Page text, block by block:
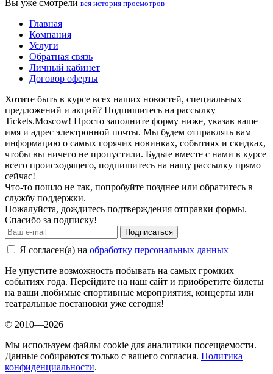
Вы уже смотрели вся история просмотров
Главная
Компания
Услуги
Обратная связь
Личный кабинет
Договор оферты
Хотите быть в курсе всех наших новостей, специальных
предложений и акций? Подпишитесь на рассылку
Tickets.Moscow! Просто заполните форму ниже, указав ваше
имя и адрес электронной почты. Мы будем отправлять вам
информацию о самых горячих новинках, событиях и скидках,
чтобы вы ничего не пропустили. Будьте вместе с нами в курсе
всего происходящего, подпишитесь на нашу рассылку прямо
сейчас!
Что-то пошло не так, попробуйте позднее или обратитесь в
службу поддержки.
Пожалуйста, дождитесь подтверждения отправки формы.
Спасибо за подписку!
Подписаться
Я согласен(а) на обработку персональных данных
Не упустите возможность побывать на самых громких
событиях года. Перейдите на наш сайт и приобретите билеты
на ваши любимые спортивные мероприятия, концерты или
театральные постановки уже сегодня!
© 2010—2026
Мы используем файлы cookie для аналитики посещаемости.
Данные собираются только с вашего согласия. Политика
конфиденциальности.